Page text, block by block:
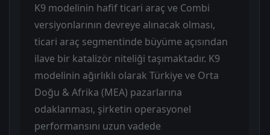
K9 modelinin hafif ticari araç ve Combi
versiyonlarının devreye alınacak olması,
ticari araç segmentinde büyüme açısından
ilave bir katalizör niteliği taşımaktadır. K9
modelinin ağırlıklı olarak Türkiye ve Orta
Doğu & Afrika (MEA) pazarlarına
odaklanması, şirketin operasyonel
performansını uzun vadede